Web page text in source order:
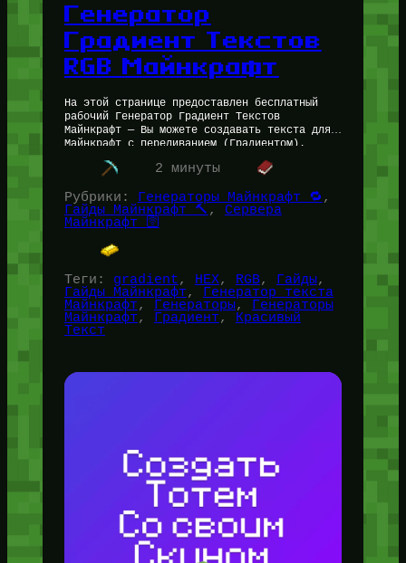
Генератор
Градиент Текстов
RGB Майнкрафт
На этой странице предоставлен бесплатный
рабочий Генератор Градиент Текстов
Майнкрафт — Вы можете создавать текста для
Майнкрафт с переливанием (Градиентом).
Данный инструмент будет полезен как для
игроков и их общения,…
2 минуты
Рубрики: Генераторы Майнкрафт 🔁
Гайды Майнкрафт 🔨 , Сервера
Майнкрафт 🛜
Теги: gradient, HEX, RGB, Гайды
Гайды Майнкрафт, Генератор текста
Майнкрафт, Генераторы, Генераторы
Майнкрафт, Градиент, Красивый
Текст